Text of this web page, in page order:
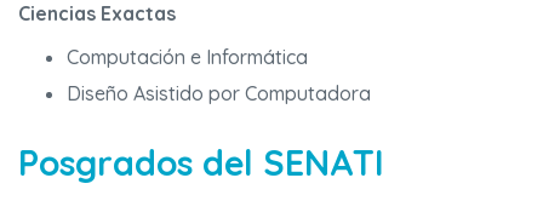
Ciencias Exactas
Computación e Informática
Diseño Asistido por Computadora
Posgrados del SENATI